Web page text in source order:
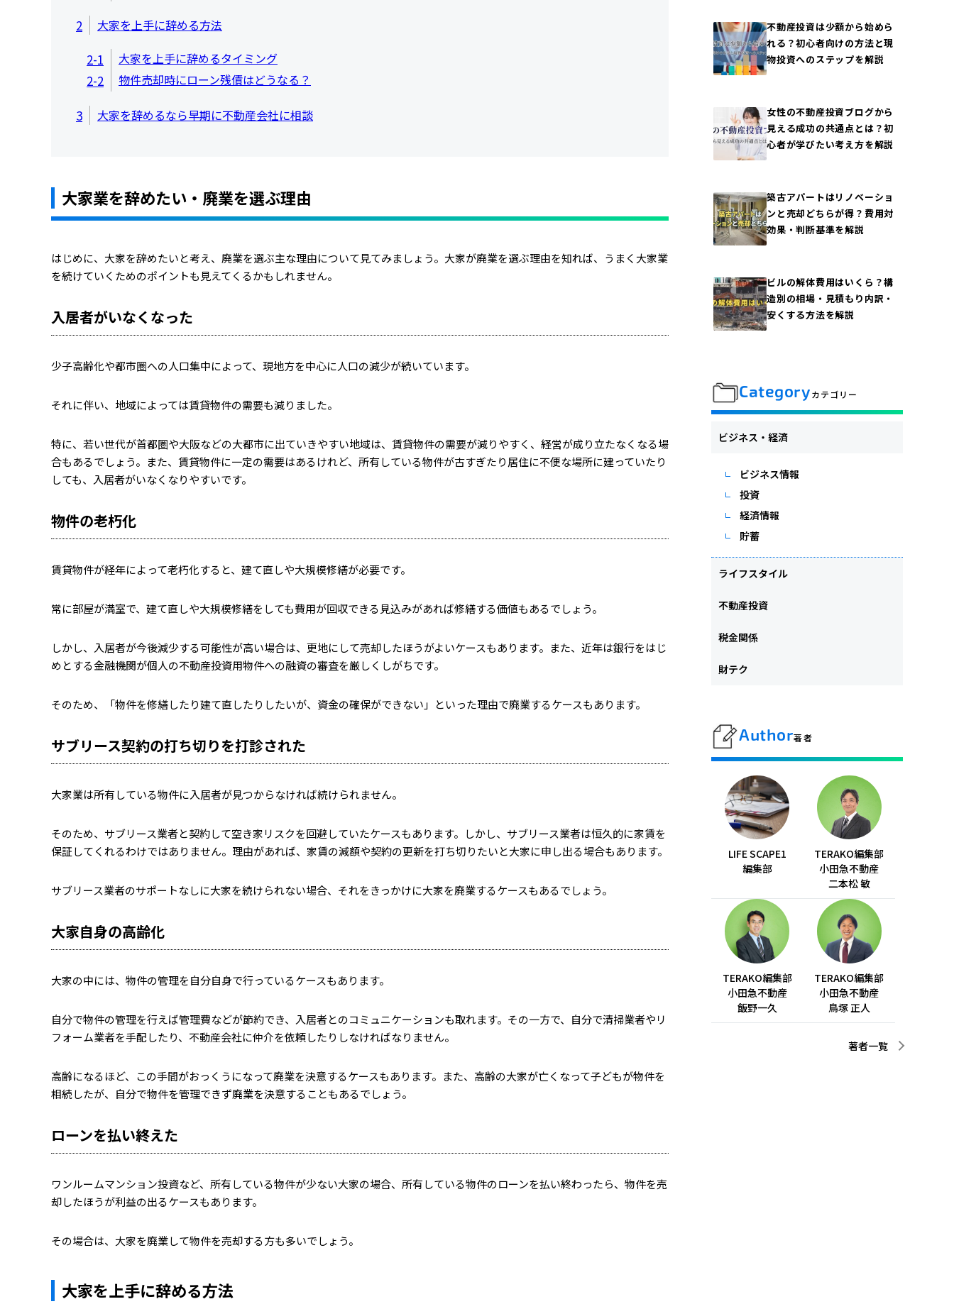
2 大家を上手に辞める方法
2-1 大家を上手に辞めるタイミング
2-2 物件売却時にローン残債はどうなる？
3 大家を辞めるなら早期に不動産会社に相談
大家業を辞めたい・廃業を選ぶ理由
はじめに、大家を辞めたいと考え、廃業を選ぶ主な理由について見てみましょう。大家が廃業を選ぶ理由を知れば、うまく大家業
を続けていくためのポイントも見えてくるかもしれません。
入居者がいなくなった
少子高齢化や都市圏への人口集中によって、現地方を中心に人口の減少が続いています。
それに伴い、地域によっては賃貸物件の需要も減りました。
特に、若い世代が首都圏や大阪などの大都市に出ていきやすい地域は、賃貸物件の需要が減りやすく、経営が成り立たなくなる場
合もあるでしょう。また、賃貸物件に一定の需要はあるけれど、所有している物件が古すぎたり居住に不便な場所に建っていたり
しても、入居者がいなくなりやすいです。
物件の老朽化
賃貸物件が経年によって老朽化すると、建て直しや大規模修繕が必要です。
常に部屋が満室で、建て直しや大規模修繕をしても費用が回収できる見込みがあれば修繕する価値もあるでしょう。
しかし、入居者が今後減少する可能性が高い場合は、更地にして売却したほうがよいケースもあります。また、近年は銀行をはじ
めとする金融機関が個人の不動産投資用物件への融資の審査を厳しくしがちです。
そのため、「物件を修繕したり建て直したりしたいが、資金の確保ができない」といった理由で廃業するケースもあります。
サブリース契約の打ち切りを打診された
大家業は所有している物件に入居者が見つからなければ続けられません。
そのため、サブリース業者と契約して空き家リスクを回避していたケースもあります。しかし、サブリース業者は恒久的に家賃を
保証してくれるわけではありません。理由があれば、家賃の減額や契約の更新を打ち切りたいと大家に申し出る場合もあります。
サブリース業者のサポートなしに大家を続けられない場合、それをきっかけに大家を廃業するケースもあるでしょう。
大家自身の高齢化
大家の中には、物件の管理を自分自身で行っているケースもあります。
自分で物件の管理を行えば管理費などが節約でき、入居者とのコミュニケーションも取れます。その一方で、自分で清掃業者やリ
フォーム業者を手配したり、不動産会社に仲介を依頼したりしなければなりません。
高齢になるほど、この手間がおっくうになって廃業を決意するケースもあります。また、高齢の大家が亡くなって子どもが物件を
相続したが、自分で物件を管理できず廃業を決意することもあるでしょう。
ローンを払い終えた
ワンルームマンション投資など、所有している物件が少ない大家の場合、所有している物件のローンを払い終わったら、物件を売
却したほうが利益の出るケースもあります。
その場合は、大家を廃業して物件を売却する方も多いでしょう。
大家を上手に辞める方法
不動産投資は少額から始めら
れる？初心者向けの方法と現
物投資へのステップを解説
女性の不動産投資ブログから
見える成功の共通点とは？初
心者が学びたい考え方を解説
築古アパートはリノベーショ
ンと売却どちらが得？費用対
効果・判断基準を解説
ビルの解体費用はいくら？構
造別の相場・見積もり内訳・
安くする方法を解説
Categoryカテゴリー
ビジネス・経済
ビジネス情報
投資
経済情報
貯蓄
ライフスタイル
不動産投資
税金関係
財テク
Author著者
LIFE SCAPE1
編集部
TERAKO編集部
小田急不動産
二本松 敏
TERAKO編集部
小田急不動産
飯野一久
TERAKO編集部
小田急不動産
鳥塚 正人
著者一覧